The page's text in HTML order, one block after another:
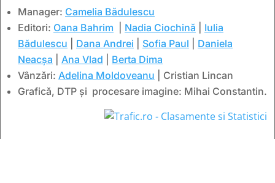
Manager: Camelia Bădulescu
Editori: Oana Bahrim Nadia Ciochină
Iulia
Bădulescu
Dana Andrei Sofia Paul
Daniela
Neacșa
Ana Vlad
Berta Dima
Vânzări: Adelina Moldoveanu | Cristian Lincan
Grafică, DTP și procesare imagine: Mihai Constantin.